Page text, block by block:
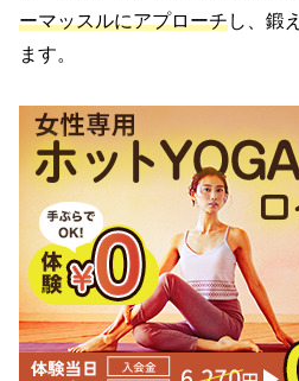
ーマッスルにアプローチし、鍛
ます。